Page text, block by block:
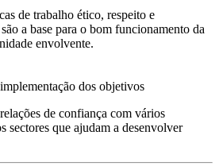
de trabalho ético, respeito e
a base para o bom funcionamento da
envolvente.
dos objetivos
de confiança com vários
sectores que ajudam a desenvolver